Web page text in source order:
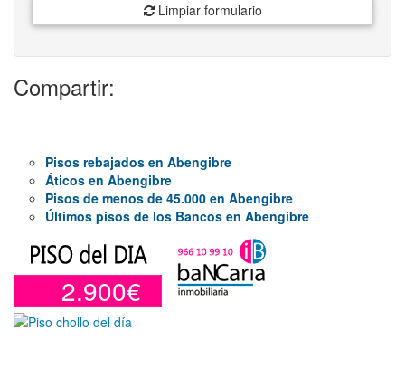
Limpiar formulario
Compartir:
Pisos rebajados en Abengibre
Áticos en Abengibre
Pisos de menos de 45.000 en Abengibre
Últimos pisos de los Bancos en Abengibre
2.900€